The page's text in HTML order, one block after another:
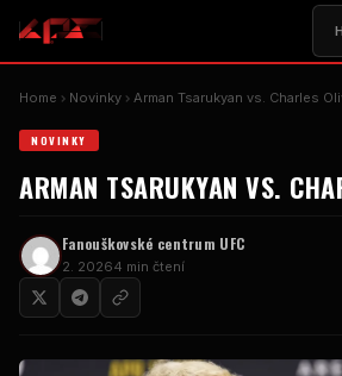
Home Novinky Arman Tsarukyan vs. Charles
NOVINKY
ARMAN TSARUKYAN VS.
Fanouškovské centrum UFC
2. 20264 min čtení